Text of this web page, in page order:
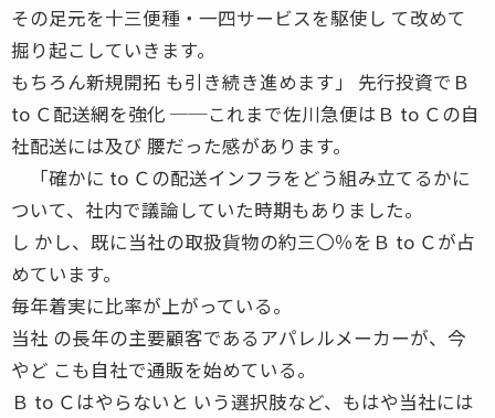
その足元を十三便種・一四サービスを駆使し て改めて
掘り起こしていきます。
もちろん新規開拓 も引き続き進めます」 先行投資でＢ
to Ｃ配送網を強化 ──これまで佐川急便はＢ to Ｃの自
社配送には及び 腰だった感があります。
「確かに to Ｃの配送インフラをどう組み立てるかに
ついて、社内で議論していた時期もありました。
し かし、既に当社の取扱貨物の約三〇％をＢ to Ｃが占
めています。
毎年着実に比率が上がっている。
当社 の長年の主要顧客であるアパレルメーカーが、今
やど こも自社で通販を始めている。
Ｂ to Ｃはやらないと いう選択肢など、もはや当社には